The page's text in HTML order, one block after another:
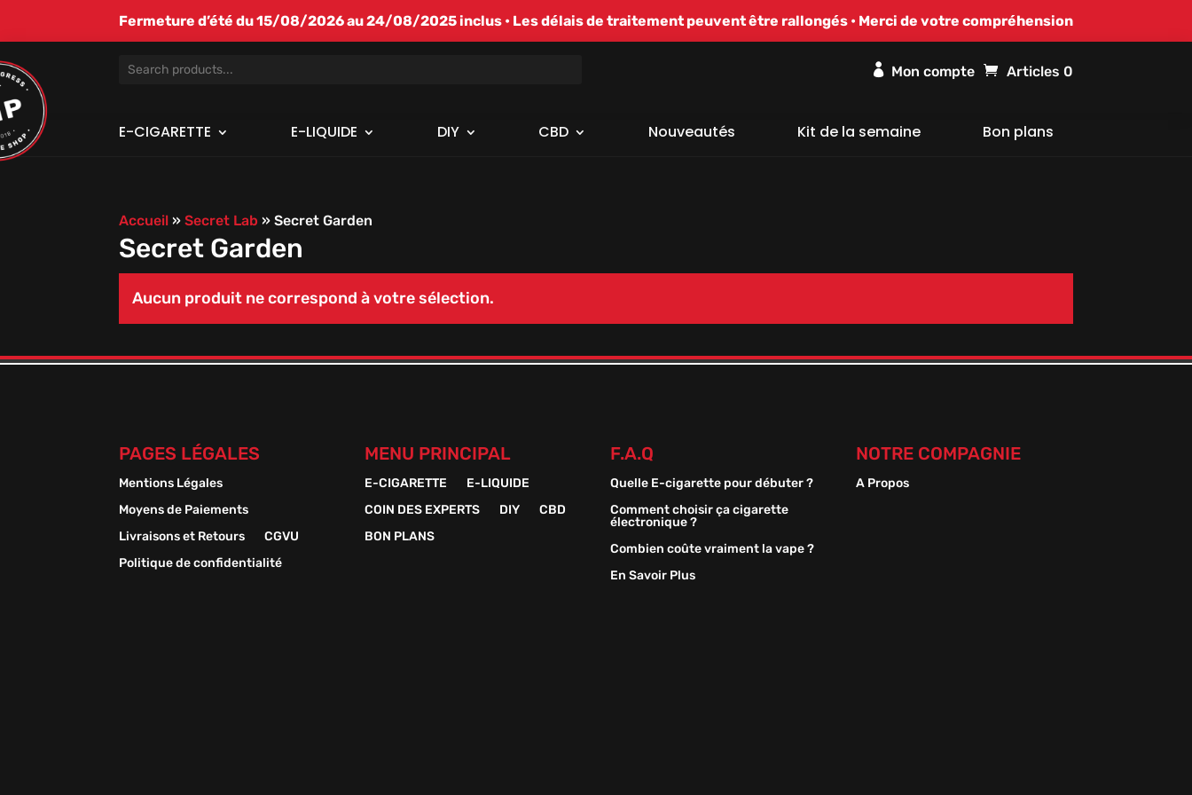
Fermeture d’été du 15/08/2026 au 24/08/2025 inclus • Les délais de traitement peuvent être rallongés • Merci de votre compréhension
 Articles 0
E-CIGARETTE E-LIQUIDE DIY CBD Nouveautés Kit de la semaine Bon plans
Accueil »Secret Lab »Secret Garden
Secret Garden
Aucun produit ne correspond à votre sélection.
PAGES LÉGALES
Mentions Légales
Moyens de Paiements
Livraisons et Retours
CGVU
Politique de confidentialité
MENU PRINCIPAL
E-CIGARETTE
E-LIQUIDE
COIN DES EXPERTS
DIY
CBD
BON PLANS
F.A.Q
Quelle E-cigarette pour débuter ?
Comment choisir ça cigarette
électronique ?
Combien coûte vraiment la vape ?
En Savoir Plus
NOTRE COMPAGNIE
A Propos